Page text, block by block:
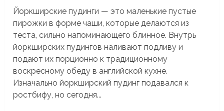
Йоркширские пудинги — это маленькие пустые
пирожки в форме чаши, которые делаются из
теста, сильно напоминающего блинное. Внутрь
йоркширских пудингов наливают подливу и
подают их порционно к традиционному
воскресному обеду в английской кухне.
Изначально йоркширский пудинг подавался к
ростбифу, но сегодня...